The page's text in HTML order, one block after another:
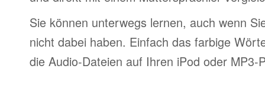
Sie können unterwegs lernen, auch wenn
nicht dabei haben. Einfach das farbige
die Audio-Dateien auf Ihren iPod oder MP3-